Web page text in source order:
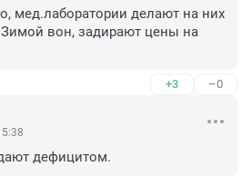
мед.лаборатории делают на них
вон, задирают цены на
+3 –0
дефицитом.